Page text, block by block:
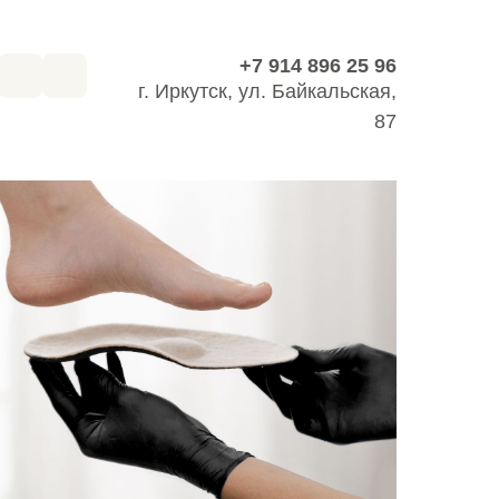
+7 914 896 25 96
г. Иркутск, ул. Байкальская,
87